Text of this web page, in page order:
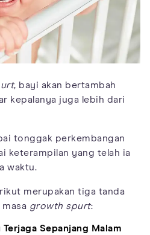
, bayi akan bertambah
kepalanya juga lebih dari
tonggak perkembangan
keterampilan yang telah ia
waktu.
merupakan tiga tanda
growth spurt:
Sepanjang Malam